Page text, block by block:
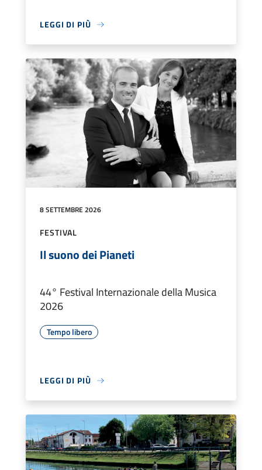
LEGGI DI PIÙ
8 SETTEMBRE 2026
FESTIVAL
Il suono dei Pianeti
44° Festival Internazionale della Musica
2026
Tempo libero
LEGGI DI PIÙ